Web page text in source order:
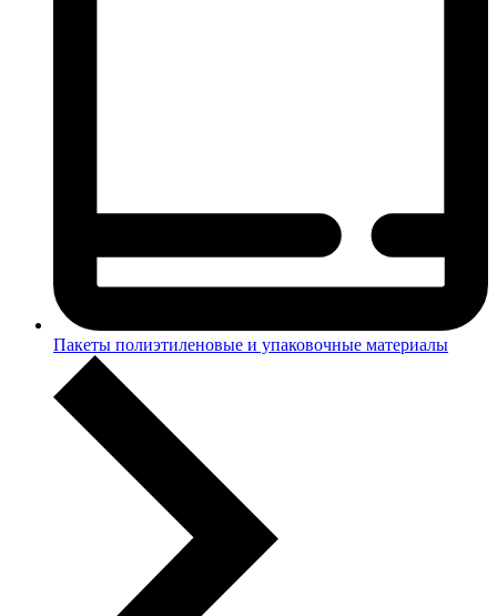
Пакеты полиэтиленовые и упаковочные материалы